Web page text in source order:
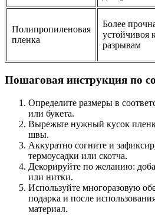
Полипропиленовая
пленка
Более
устойчивоя
разрывам
Пошаговая инструкция по
Определите размеры в
или букета.
Вырежьте нужный кусок
швы.
Аккуратно согните и
термоусадки или скотча.
Декорируйте по желанию:
или нитки.
Используйте многоразовую
подарка и после
материал.